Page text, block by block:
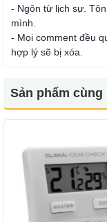
- Ngôn từ lịch sự.
mình.
- Mọi comment đều
hợp lý sẽ bị xóa.
Sản phẩm cùng